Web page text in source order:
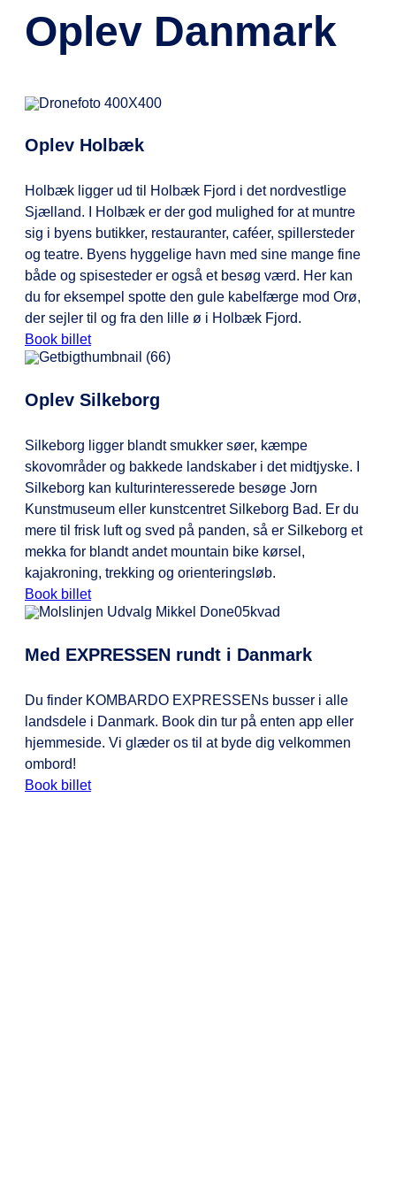
ovenstående, kan du tilkøbe ekstra
bagage på KOMBARDO
Oplev Danmark
Oplev Holbæk
Holbæk ligger ud til Holbæk Fjord i det nordvestlige
Sjælland. I Holbæk er der god mulighed for at muntre
sig i byens butikker, restauranter, caféer, spillersteder
og teatre. Byens hyggelige havn med sine mange fine
både og spisesteder er også et besøg værd. Her kan
du for eksempel spotte den gule kabelfærge mod Orø,
der sejler til og fra den lille ø i Holbæk Fjord.
Book billet
Oplev Silkeborg
Silkeborg ligger blandt smukker søer, kæmpe
skovområder og bakkede landskaber i det midtjyske. I
Silkeborg kan kulturinteresserede besøge Jorn
Kunstmuseum eller kunstcentret Silkeborg Bad. Er du
mere til frisk luft og sved på panden, så er Silkeborg et
mekka for blandt andet mountain bike kørsel,
kajakroning, trekking og orienteringsløb.
Book billet
Med EXPRESSEN rundt i Danmark
Du finder KOMBARDO EXPRESSENs busser i alle
landsdele i Danmark. Book din tur på enten app eller
hjemmeside. Vi glæder os til at byde dig velkommen
ombord!
Book billet